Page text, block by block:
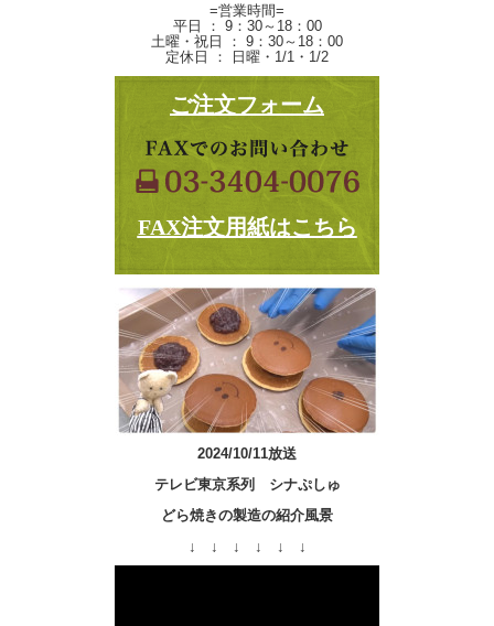
=営業時間=
平日 ： 9：30～18：00
土曜・祝日 ： 9：30～18：00
定休日 ： 日曜・1/1・1/2
ご注文フォーム
FAX注文用紙はこちら
2024/10/11放送
テレビ東京系列 シナぷしゅ
どら焼きの製造の紹介風景
↓ ↓ ↓ ↓ ↓ ↓